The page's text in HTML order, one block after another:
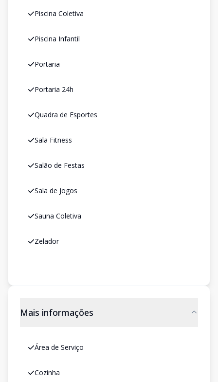
Piscina Coletiva
Piscina Infantil
Portaria
Portaria 24h
Quadra de Esportes
Sala Fitness
Salão de Festas
Sala de Jogos
Sauna Coletiva
Zelador
Mais informações
Área de Serviço
Cozinha